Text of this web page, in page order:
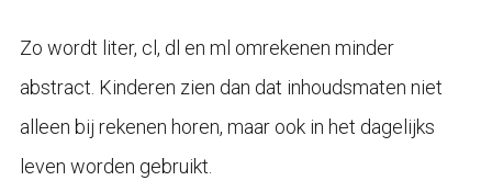
Zo wordt liter, cl, dl en ml omrekenen minder
abstract. Kinderen zien dan dat inhoudsmaten niet
alleen bij rekenen horen, maar ook in het dagelijks
leven worden gebruikt.